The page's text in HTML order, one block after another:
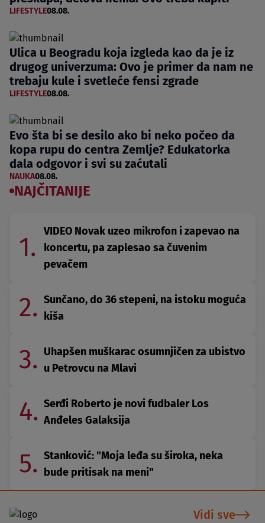
LIFESTYLE08.08.
Ulica u Beogradu koja izgleda kao da je iz
drugog univerzuma: Ovo je primer da nam ne
trebaju kule i svetleće fensi zgrade
LIFESTYLE08.08.
Evo šta bi se desilo ako bi neko počeo da
kopa rupu do centra Zemlje? Edukatorka
dala odgovor i svi su zaćutali
NAUKA08.08.
NAJČITANIJE
1.
VIDEO Novak uzeo mikrofon i zapevao na
koncertu, pa zaplesao sa čuvenim
pevačem
2. Sunčano, do 36 stepeni, na istoku moguća
kiša
3. Uhapšen muškarac osumnjičen za ubistvo
u Petrovcu na Mlavi
4. Serđi Roberto je novi fudbaler Los
Anđeles Galaksija
5. Stanković: "Moja leđa su široka, neka
bude pritisak na meni"
Vidi sve